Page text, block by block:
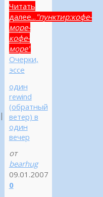
Читать
далее... "пунктир:кофе-
море-
кофе-
море"
Очерки,
эссе
один
rewind
(обратный
ветер) в
один
вечер
от
bearhug
09.01.2007
0
|